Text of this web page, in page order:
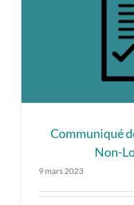
Communiqué
Non-
9 mars 2023